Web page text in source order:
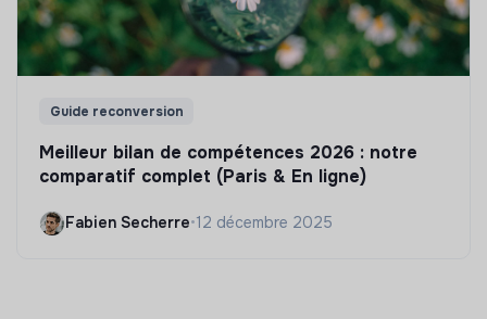
Guide reconversion
Meilleur bilan de compétences 2026 : notre
comparatif complet (Paris & En ligne)
Fabien Secherre•12 décembre 2025